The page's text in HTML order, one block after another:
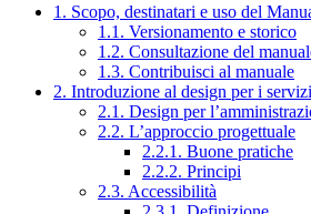
1. Scopo, destinatari e uso del
1.1. Versionamento e storico
1.2. Consultazione del
1.3. Contribuisci al manuale
2. Introduzione al design per i
2.1. Design per
2.2. L’approccio progettuale
2.2.1. Buone pratiche
2.2.2. Principi
2.3. Accessibilità